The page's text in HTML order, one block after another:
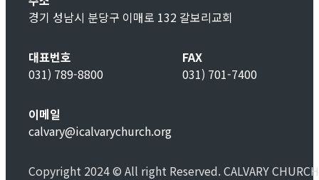
경기 성남시 분당구 이매로 132 갈보리교회
대표번호
031) 789-8800
FAX
031) 701-7400
이메일
calvary@icalvarychurch.org
Copyright 2024 © All right Reserved. CALVARY CHURCH